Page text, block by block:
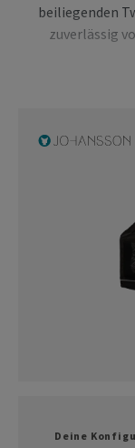
beiliegenden
zuverlässig
Deine